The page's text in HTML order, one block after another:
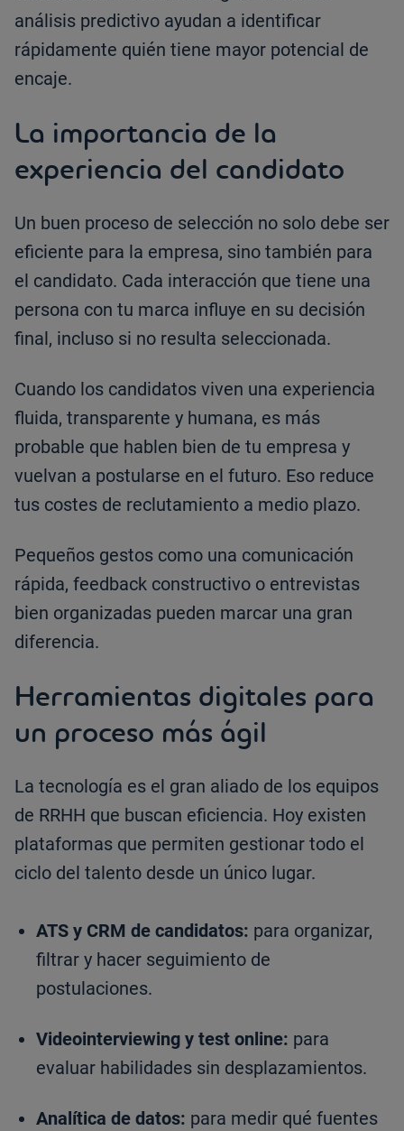
análisis predictivo ayudan a identificar
rápidamente quién tiene mayor potencial de
encaje.
La importancia de la
experiencia del candidato
Un buen proceso de selección no solo debe ser
eficiente para la empresa, sino también para
el candidato. Cada interacción que tiene una
persona con tu marca influye en su decisión
final, incluso si no resulta seleccionada.
Cuando los candidatos viven una experiencia
fluida, transparente y humana, es más
probable que hablen bien de tu empresa y
vuelvan a postularse en el futuro. Eso reduce
tus costes de reclutamiento a medio plazo.
Pequeños gestos como una comunicación
rápida, feedback constructivo o entrevistas
bien organizadas pueden marcar una gran
diferencia.
Herramientas digitales para
un proceso más ágil
La tecnología es el gran aliado de los equipos
de RRHH que buscan eficiencia. Hoy existen
plataformas que permiten gestionar todo el
ciclo del talento desde un único lugar.
ATS y CRM de candidatos: para organizar,
filtrar y hacer seguimiento de
postulaciones.
Videointerviewing y test online: para
evaluar habilidades sin desplazamientos.
Analítica de datos: para medir qué fuentes